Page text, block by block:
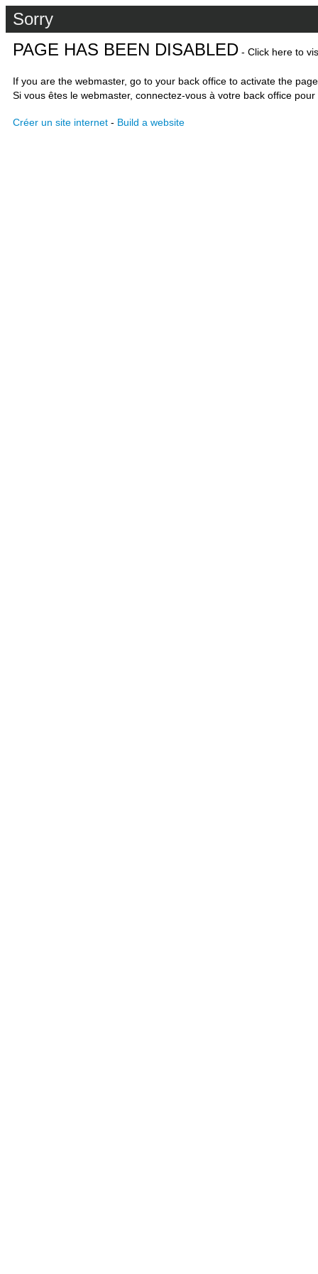
Sorry
PAGE HAS BEEN DISABLED - Click here to
If you are the webmaster, go to your back office to activate the
Si vous êtes le webmaster, connectez-vous à votre back office
Créer un site internet - Build a website